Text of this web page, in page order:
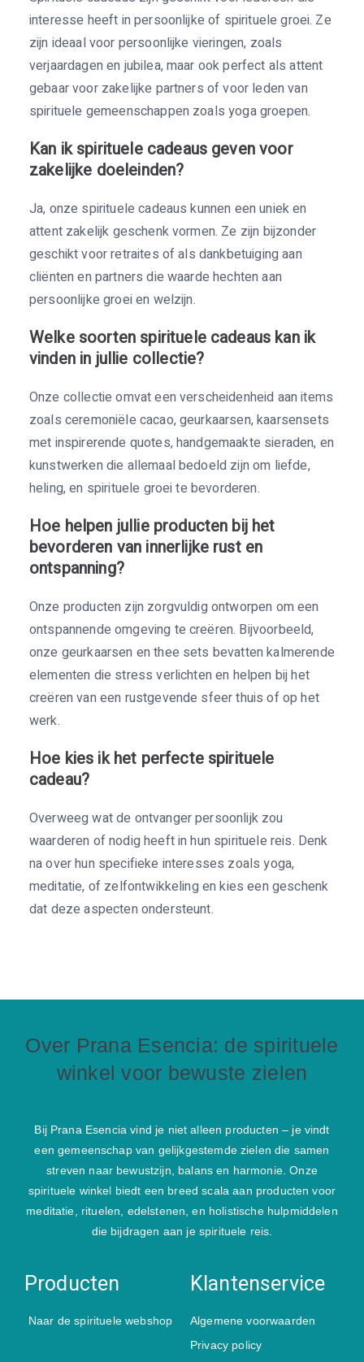
interesse heeft in persoonlijke of spirituele groei. Ze
zijn ideaal voor persoonlijke vieringen, zoals
verjaardagen en jubilea, maar ook perfect als attent
gebaar voor zakelijke partners of voor leden van
spirituele gemeenschappen zoals yoga groepen.
Kan ik spirituele cadeaus geven voor
zakelijke doeleinden?
Ja, onze spirituele cadeaus kunnen een uniek en
attent zakelijk geschenk vormen. Ze zijn bijzonder
geschikt voor retraites of als dankbetuiging aan
cliënten en partners die waarde hechten aan
persoonlijke groei en welzijn.
Welke soorten spirituele cadeaus kan ik
vinden in jullie collectie?
Onze collectie omvat een verscheidenheid aan items
zoals ceremoniële cacao, geurkaarsen, kaarsensets
met inspirerende quotes, handgemaakte sieraden, en
kunstwerken die allemaal bedoeld zijn om liefde,
heling, en spirituele groei te bevorderen.
Hoe helpen jullie producten bij het
bevorderen van innerlijke rust en
ontspanning?
Onze producten zijn zorgvuldig ontworpen om een
ontspannende omgeving te creëren. Bijvoorbeeld,
onze geurkaarsen en thee sets bevatten kalmerende
elementen die stress verlichten en helpen bij het
creëren van een rustgevende sfeer thuis of op het
werk.
Hoe kies ik het perfecte spirituele
cadeau?
Overweeg wat de ontvanger persoonlijk zou
waarderen of nodig heeft in hun spirituele reis. Denk
na over hun specifieke interesses zoals yoga,
meditatie, of zelfontwikkeling en kies een geschenk
dat deze aspecten ondersteunt.
Over Prana Esencia: de spirituele
winkel voor bewuste zielen
Bij Prana Esencia vind je niet alleen producten – je vindt
een gemeenschap van gelijkgestemde zielen die samen
streven naar bewustzijn, balans en harmonie. Onze
spirituele winkel biedt een breed scala aan producten voor
meditatie, rituelen, edelstenen, en holistische hulpmiddelen
die bijdragen aan je spirituele reis.
Producten
Naar de spirituele webshop
Klantenservice
Algemene voorwaarden
Privacy policy